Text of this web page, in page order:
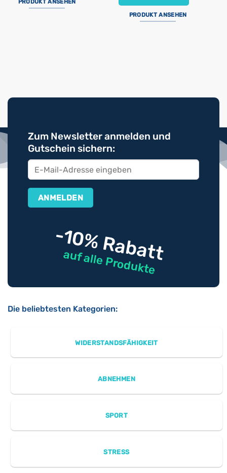
PRODUKT ANSEHEN
PRODUKT ANSEHEN
Zum Newsletter anmelden und
Gutschein sichern:
-10% Rabatt
auf alle Produkte
Die beliebtesten Kategorien:
WIDERSTANDSFÄHIGKEIT
ABNEHMEN
SPORT
STRESS